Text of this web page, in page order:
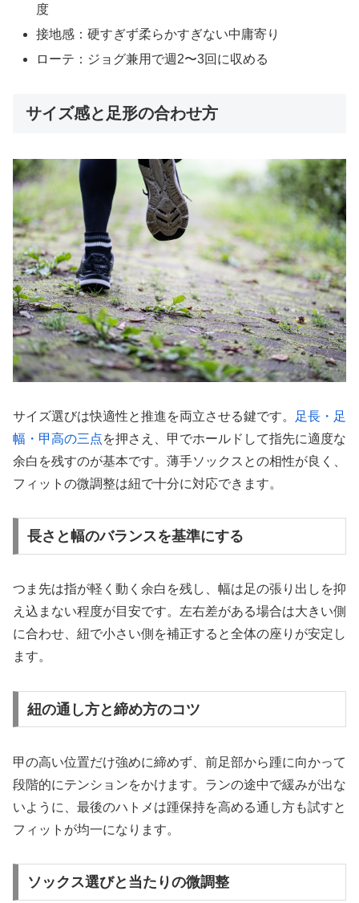
度
接地感：硬すぎず柔らかすぎない中庸寄り
ローテ：ジョグ兼用で週2〜3回に収める
サイズ感と足形の合わせ方
サイズ選びは快適性と推進を両立させる鍵です。
足長・足
幅・甲高の三点を押さえ、甲でホールドして指先に適度な
余白を残すのが基本です。薄手ソックスとの相性が良く、
フィットの微調整は紐で十分に対応できます。
長さと幅のバランスを基準にする
つま先は指が軽く動く余白を残し、幅は足の張り出しを抑
え込まない程度が目安です。左右差がある場合は大きい側
に合わせ、紐で小さい側を補正すると全体の座りが安定し
ます。
紐の通し方と締め方のコツ
甲の高い位置だけ強めに締めず、前足部から踵に向かって
段階的にテンションをかけます。ランの途中で緩みが出な
いように、最後のハトメは踵保持を高める通し方も試すと
フィットが均一になります。
ソックス選びと当たりの微調整